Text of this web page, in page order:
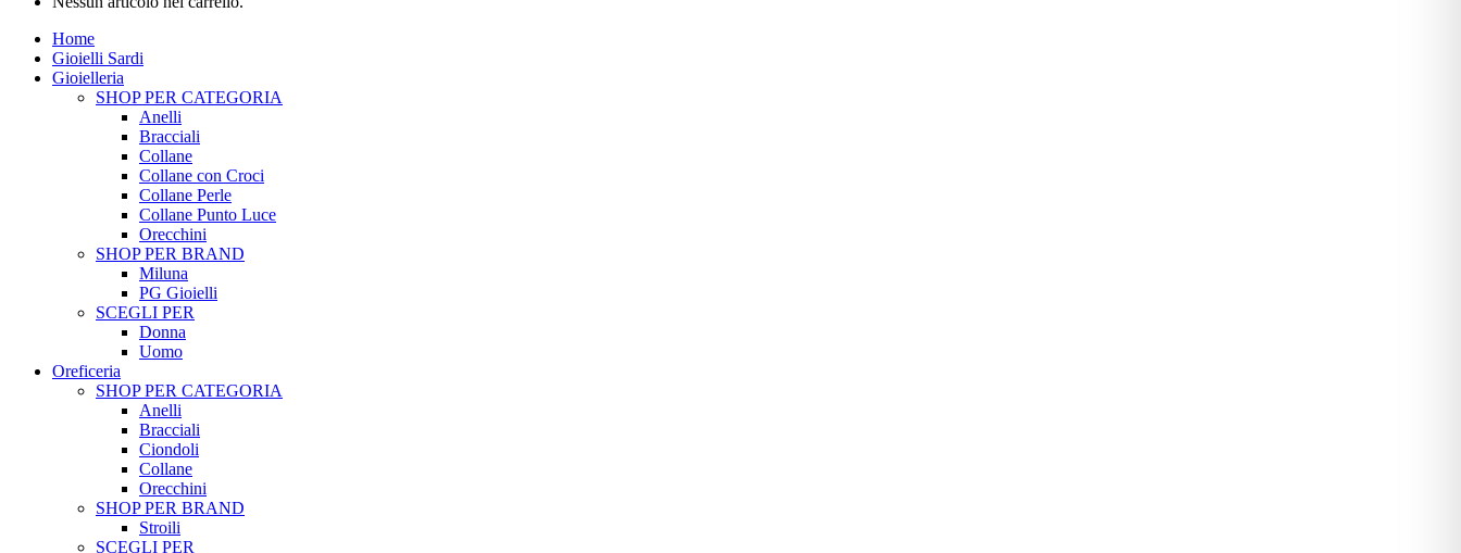
Home
Gioielli Sardi
Gioielleria
SHOP PER CATEGORIA
Anelli
Bracciali
Collane
Collane con Croci
Collane Perle
Collane Punto Luce
Orecchini
SHOP PER BRAND
Miluna
PG Gioielli
SCEGLI PER
Donna
Uomo
Oreficeria
SHOP PER CATEGORIA
Anelli
Bracciali
Ciondoli
Collane
Orecchini
SHOP PER BRAND
Stroili
SCEGLI PER